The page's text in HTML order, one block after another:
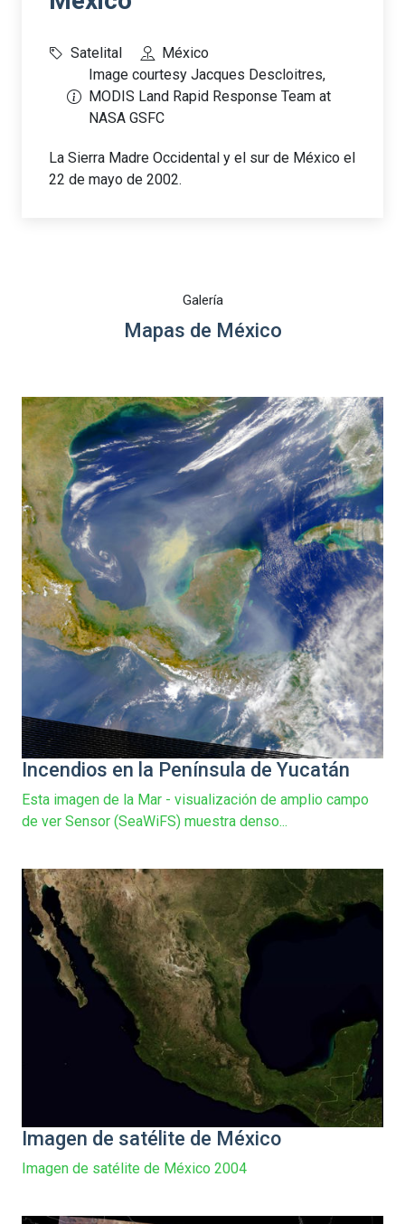
Satelital
México
Image courtesy Jacques Descloitres,
MODIS Land Rapid Response Team at
NASA GSFC
La Sierra Madre Occidental y el sur de México el
22 de mayo de 2002.
Galería
Mapas de México
Incendios en la Península de Yucatán
Esta imagen de la Mar - visualización de amplio campo
de ver Sensor (SeaWiFS) muestra denso...
Imagen de satélite de México
Imagen de satélite de México 2004